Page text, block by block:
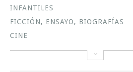
INFANTILES
FICCIÓN, ENSAYO, BIOGRAFÍAS
CINE